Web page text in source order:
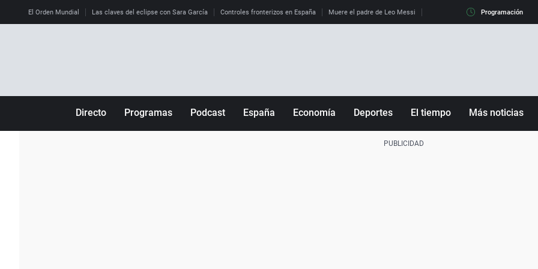
El Orden Mundial Las claves del eclipse con Sara García Controles fronterizos en España Muere el padre de Leo Messi La diferencia entre observar el
Programación
Directo Programas Podcast España Economía Deportes El tiempo Más noticias